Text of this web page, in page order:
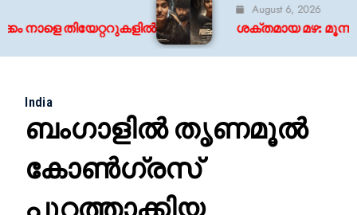
തിയേറ്ററുകളിൽ
August 6, 2026
ശക്തമായ മഴ: മൂന്ന്
India
ബംഗാളിൽ തൃണമൂൽ
കോൺഗ്രസ്
പുറത്താക്കിയ